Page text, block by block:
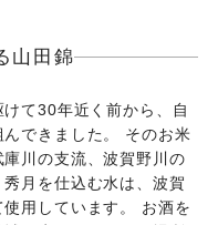
山田錦
て30年近く前から、自
できました。 そのお米
川の支流、波賀野川の
月を仕込む水は、波賀
用しています。 お酒を